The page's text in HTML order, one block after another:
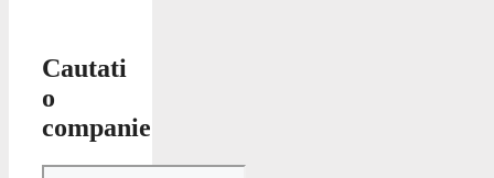
Cautati
o
companie